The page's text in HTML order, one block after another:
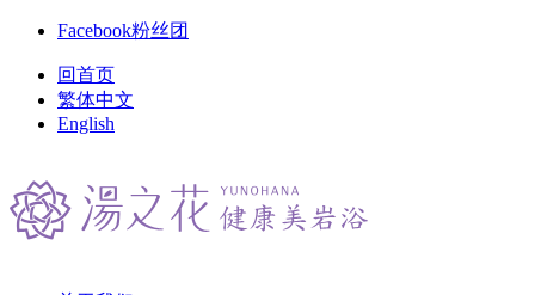
Facebook粉丝团
回首页
繁体中文
English